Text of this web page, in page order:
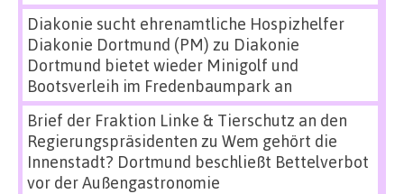
Diakonie sucht ehrenamtliche Hospizhelfer
Diakonie Dortmund (PM) zu Diakonie
Dortmund bietet wieder Minigolf und
Bootsverleih im Fredenbaumpark an
Brief der Fraktion Linke & Tierschutz an den
Regierungspräsidenten zu Wem gehört die
Innenstadt? Dortmund beschließt Bettelverbot
vor der Außengastronomie